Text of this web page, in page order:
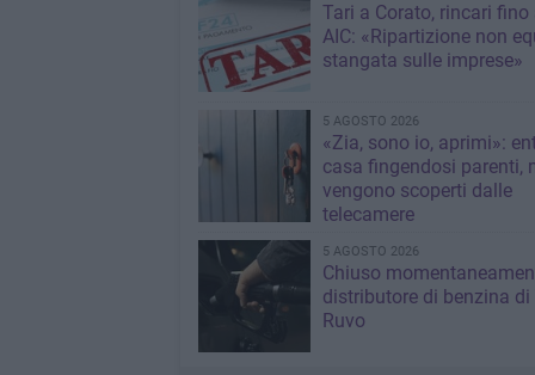
Tari a Corato, rincari fino
AIC: «Ripartizione non
stangata sulle imprese»
5 AGOSTO 2026
«Zia, sono io, aprimi»:
casa fingendosi parenti,
vengono scoperti dalle
telecamere
5 AGOSTO 2026
Chiuso
distributore di benzina di
Ruvo